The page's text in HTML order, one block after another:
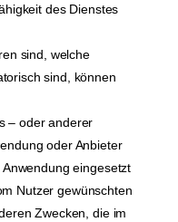
des Dienstes
sind, welche
sind, können
– oder anderer
oder Anbieter
eingesetzt
Nutzer gewünschten
Zwecken, die im